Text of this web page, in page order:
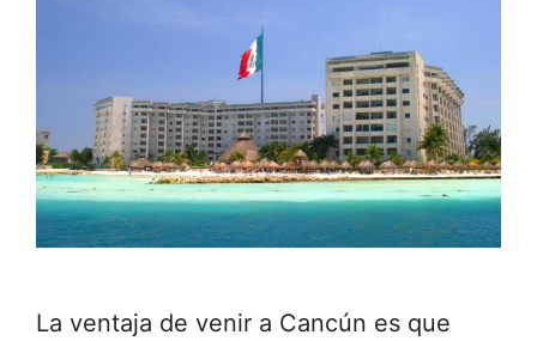
La ventaja de venir a Cancún es que